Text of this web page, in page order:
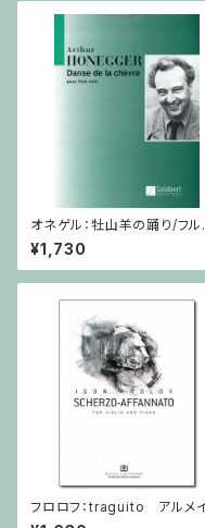
オネゲル：牡山羊の踊り/フル
ト
¥1,730
フロロフ：traguito アルメ
の主題による即興曲 / ヴァイ